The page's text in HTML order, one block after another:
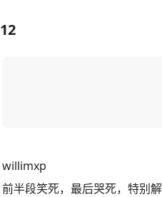
12
willimxp
前半段笑死，最后哭死，特别